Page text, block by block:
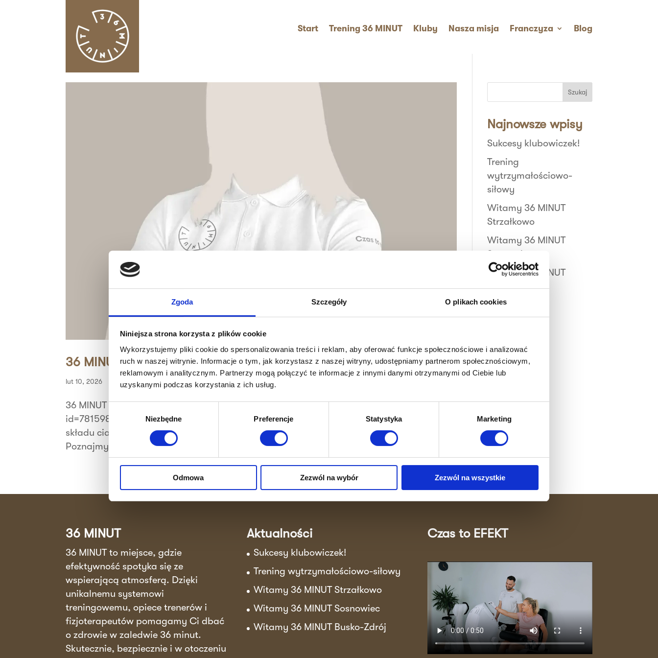
Zgoda Szczegóły O plikach cookies
Niniejsza strona korzysta z plików cookie
Wykorzystujemy pliki cookie do spersonalizowania treści i reklam, aby oferować funkcje społecznościowe i analizować
ruch w naszej witrynie. Informacje o tym, jak korzystasz z naszej witryny, udostępniamy partnerom społecznościowym,
reklamowym i analitycznym. Partnerzy mogą połączyć te informacje z innymi danymi otrzymanymi od Ciebie lub
uzyskanymi podczas korzystania z ich usług.
zgody
Niezbędne Preferencje Statystyka Marketing
Odmowa Zezwól na wybór Zezwól na wszystkie
Start Trening 36 MINUT Kluby Nasza misja Franczyza Blog
36 MINUT Włoszakowice
lut 10, 2026
36 MINUT Włoszakowice src="https://www.facebook.com/tr?
id=781598730927979&ev=PageView&noscript=1"/ Umów się na bezpłatny treninganaliza
składu ciała, konsultacja z trenerem lub fizjoterapeutą, trening w systemie 36 Zapisz się
Poznajmy się Zespół studia 36 MINUT...
Szukaj
Najnowsze wpisy
Sukcesy klubowiczek!
Trening
wytrzymałościowo-
siłowy
Witamy 36 MINUT
Strzałkowo
Witamy 36 MINUT
Sosnowiec
Witamy 36 MINUT
Busko-Zdrój
36 MINUT
36 MINUT to miejsce, gdzie
efektywność spotyka się ze
wspierającą atmosferą. Dzięki
unikalnemu systemowi
treningowemu, opiece trenerów i
fizjoterapeutów pomagamy Ci dbać
o zdrowie w zaledwie 36 minut.
Skutecznie, bezpiecznie i w otoczeniu
Aktualności
Sukcesy klubowiczek!
Trening wytrzymałościowo-siłowy
Witamy 36 MINUT Strzałkowo
Witamy 36 MINUT Sosnowiec
Witamy 36 MINUT Busko-Zdrój
Czas to EFEKT